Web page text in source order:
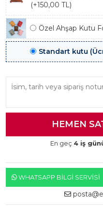
(+150,00 TL)
Özel Ahşap Kutu
Standart kutu
En geç 4 iş
WHATSAPP BILGI SERVISI